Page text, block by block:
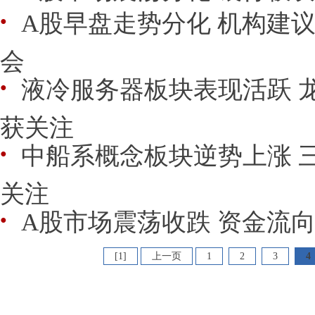
● A股早盘走势分化 机构建
会
● 液冷服务器板块表现活跃
获关注
● 中船系概念板块逆势上涨
关注
● A股市场震荡收跌 资金流
[1] 上一页 1 2 3 4